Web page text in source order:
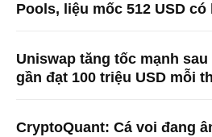
Pools, liệu mốc 512 USD
Uniswap tăng tốc mạnh
gần đạt 100 triệu USD mỗi
CryptoQuant: Cá voi đang